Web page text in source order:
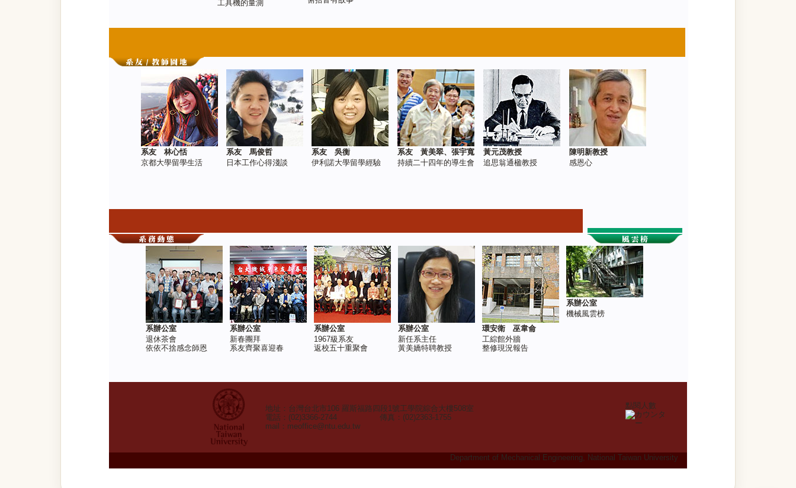
工具機的量測
系友 林心恬
京都大學留學生活
系友 馬俊哲
日本工作心得淺談
系友 吳衡
伊利諾大學留學經驗
系友 黃美翠、張宇寬
持續二十四年的導生會
黃元茂教授
追思翁通楹教授
陳明新教授
感恩心
系辦公室
退休茶會
依依不捨感念師恩
系辦公室
新春團拜
系友齊聚喜迎春
系辦公室
1967級系友
返校五十重聚會
系辦公室
新任系主任
黃美嬌特聘教授
環安衛 巫韋侖
工綜館外牆
整修現況報告
系辦公室
機械風雲榜
地址：台灣台北市106 羅斯福路四段1號工學院綜合大樓508室
電話：(02)3366-2744 傳真：(02)2363-1755
mail： meoffice@ntu.edu.tw
點閱人數
Department of Mechanical Engineering, National Taiwan University